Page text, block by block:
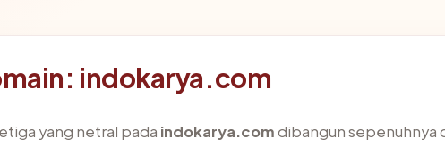
indokarya.com
yang netral pada indokarya.comdibangun sepenuhnya